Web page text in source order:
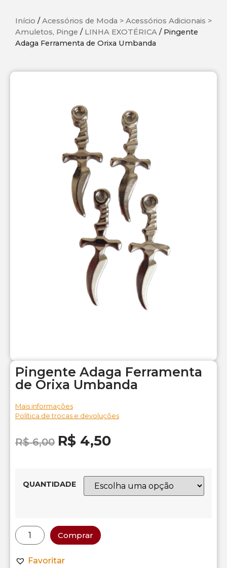
Início /Acessórios de Moda > Acessórios Adicionais >
Amuletos, Pinge / LINHA EXOTÉRICA / Pingente
Adaga Ferramenta de Orixa Umbanda
Pingente Adaga Ferramenta
de Orixa Umbanda
Mais informações
Política de trocas e devoluções
R$6,00 R$ 4,50
QUANTIDADE
Comprar
Favoritar